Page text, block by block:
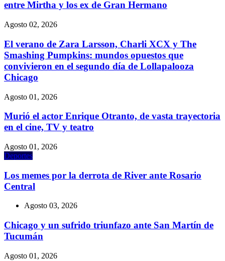
entre Mirtha y los ex de Gran Hermano
Agosto 02, 2026
El verano de Zara Larsson, Charli XCX y The
Smashing Pumpkins: mundos opuestos que
convivieron en el segundo día de Lollapalooza
Chicago
Agosto 01, 2026
Murió el actor Enrique Otranto, de vasta trayectoria
en el cine, TV y teatro
Agosto 01, 2026
Deportes
Los memes por la derrota de River ante Rosario
Central
Agosto 03, 2026
Chicago y un sufrido triunfazo ante San Martín de
Tucumán
Agosto 01, 2026